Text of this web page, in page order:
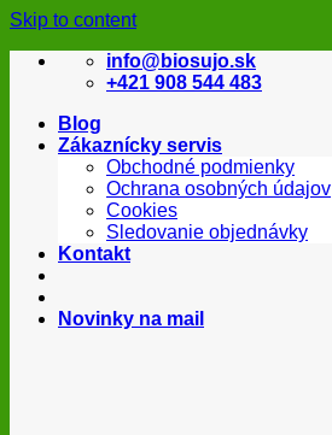
Skip to content
info@biosujo.sk
+421 908 544 483
Blog
Zákaznícky servis
Obchodné podmienky
Ochrana osobných údajov
Cookies
Sledovanie objednávky
Kontakt
Novinky na mail